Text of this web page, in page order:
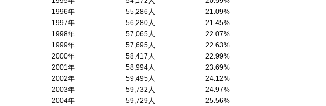
1996年
55,286人
21.09%
1997年
56,280人
21.45%
1998年
57,065人
22.07%
1999年
57,695人
22.63%
2000年
58,417人
22.99%
2001年
58,994人
23.69%
2002年
59,495人
24.12%
2003年
59,732人
24.97%
2004年
59,729人
25.56%